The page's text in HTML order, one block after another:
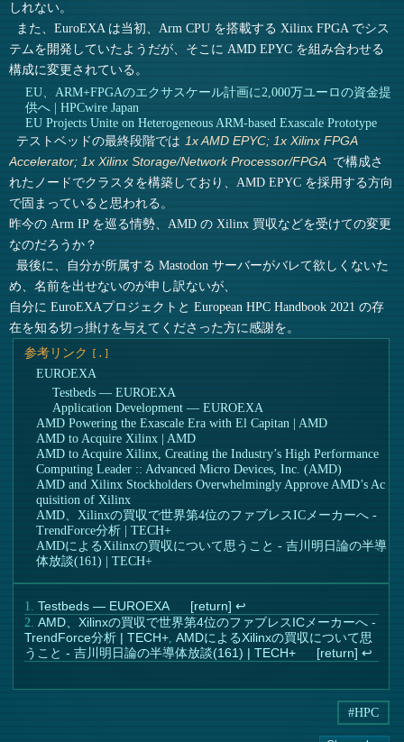
しれない。
また、EuroEXA は当初、Arm CPU を搭載する Xilinx FPGA でシス
テムを開発していたようだが、そこに AMD EPYC を組み合わせる
構成に変更されている。
EU、ARM+FPGAのエクサスケール計画に2,000万ユーロの資金提
供へ | HPCwire Japan
EU Projects Unite on Heterogeneous ARM-based Exascale Prototype
テストベッドの最終段階では 1x AMD EPYC; 1x Xilinx FPGA
Accelerator; 1x Xilinx Storage/Network Processor/FPGA で構成さ
れたノードでクラスタを構築しており、AMD EPYC を採用する方向
で固まっていると思われる。
昨今の Arm IP を巡る情勢、AMD の Xilinx 買収などを受けての変更
なのだろうか？
最後に、自分が所属する Mastodon サーバーがバレて欲しくないた
め、名前を出せないのが申し訳ないが、
自分に EuroEXAプロジェクトと European HPC Handbook 2021 の存
在を知る切っ掛けを与えてくださった方に感謝を。
参考リンク
EUROEXA
Testbeds — EUROEXA
Application Development — EUROEXA
AMD Powering the Exascale Era with El Capitan | AMD
AMD to Acquire Xilinx | AMD
AMD to Acquire Xilinx, Creating the Industry’s High Performance
Computing Leader :: Advanced Micro Devices, Inc. (AMD)
AMD and Xilinx Stockholders Overwhelmingly Approve AMD’s Ac
quisition of Xilinx
AMD、Xilinxの買収で世界第4位のファブレスICメーカーへ -
TrendForce分析 | TECH+
AMDによるXilinxの買収について思うこと - 吉川明日論の半導
体放談(161) | TECH+
Testbeds — EUROEXA
↩︎
AMD、Xilinxの買収で世界第4位のファブレスICメーカーへ -
TrendForce分析 | TECH+, AMDによるXilinxの買収について思
うこと - 吉川明日論の半導体放談(161) | TECH+
↩︎
#HPC